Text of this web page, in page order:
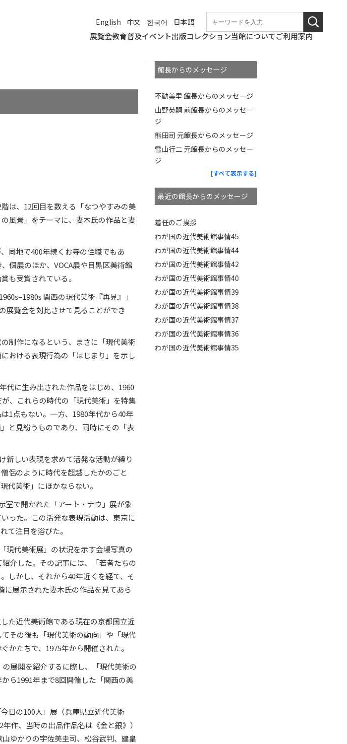
English 中文 한국어 日本語
展覧会教育普及
教育研究会
講演会等
イベント出版
館
ニュース
コレクション当館について
細
館の
ご利用案内
は、12回目を数える「なつやすみの美
風景」をテーマに、妻木氏の作品と妻
同地で400年続くお寺の住職でもあ
個展のほか、VOCA展や目黒区美術館
も受賞されている。
関西の現代美術『再見』」
展覧会を対比させて見ることができ
制作になるという、まさに「現代美術
おける表現行為の「はじまり」を示し
代に生み出された作品をはじめ、1960
、これらの時代の「現代美術」を特集
1点もない。一方、1980年代から40年
と見紛うものであり、同時にその「表
新しい表現を求めて活発な活動が繰り
侶のように時代を超越したかのごと
代美術」にほかならない。
室で開かれた「アート・ナウ」展が象
った。この活発な表現活動は、東京に
て注目を浴びた。
現代美術展」の状況を示す会場写真の
介した。その記事には、「若者たちの
しかし、それから40年近くを経て、そ
展示された妻木氏の作品を見てあら
た近代美術館である現在の京都国立近
その後も「現代美術の動向」や「現代
かたちで、1975年から開催された。
展開を紹介するに際し、「現代美術の
ら1991年まで8回開催した「関西の美
日の100人」展（兵庫県立近代美術
作、当時の出品作品名は《金と銀》）
ゆかりの宇佐美圭司、松谷武判、建畠
館長からのメッセージ
不動美里 館長からのメッセージ
山野英嗣 前館長からのメッセー
ジ
熊田司 元館長からのメッセージ
雪山行二 元館長からのメッセー
ジ
[すべて表示する]
最近の館長からのメッセージ
着任のご挨拶
わが国の近代美術館事情45
わが国の近代美術館事情44
わが国の近代美術館事情42
わが国の近代美術館事情40
わが国の近代美術館事情39
わが国の近代美術館事情38
わが国の近代美術館事情37
わが国の近代美術館事情36
わが国の近代美術館事情35